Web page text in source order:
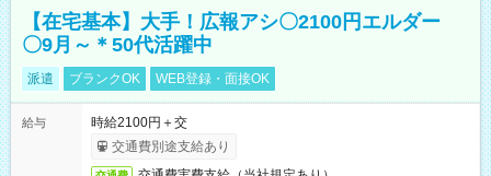
【在宅基本】大手！広報アシ〇2100円エルダー
〇9月～＊50代活躍中
派遣 ブランクOK WEB登録・面接OK
給与
時給2100円＋交
交通費別途支給あり